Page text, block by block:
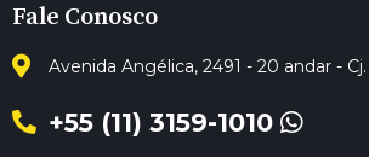
Fale Conosco
Avenida Angélica, 2491 - 20 andar -
+55 (11) 3159-1010